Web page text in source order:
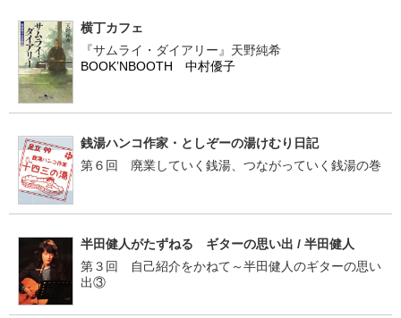
横丁カフェ
『サムライ・ダイアリー』天野純希
BOOK’NBOOTH 中村優子
銭湯ハンコ作家・としぞーの湯けむり日記
第６回 廃業していく銭湯、つながっていく銭湯の巻
半田健人がたずねる ギターの思い出 / 半田健人
第３回 自己紹介をかねて～半田健人のギターの思い
出③